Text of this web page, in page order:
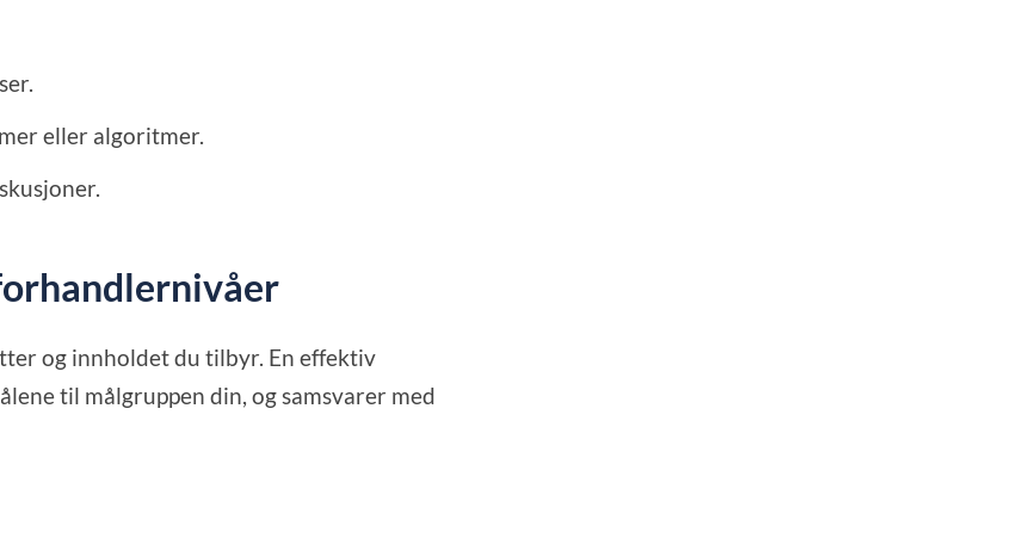
eller algoritmer.
og innholdet du tilbyr. En effektiv
til målgruppen din, og samsvarer med